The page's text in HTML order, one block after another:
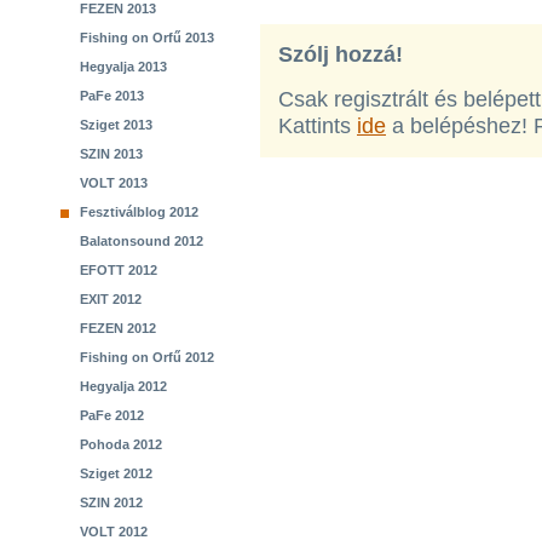
FEZEN 2013
Fishing on Orfű 2013
Hegyalja 2013
PaFe 2013
Sziget 2013
SZIN 2013
VOLT 2013
Fesztiválblog 2012
Balatonsound 2012
EFOTT 2012
EXIT 2012
FEZEN 2012
Fishing on Orfű 2012
Hegyalja 2012
PaFe 2012
Pohoda 2012
Sziget 2012
SZIN 2012
VOLT 2012
Szólj hozzá!
Csak regisztrált és
Kattints ide a belépéshez!